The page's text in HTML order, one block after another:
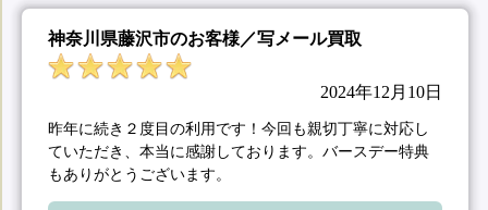
神奈川県藤沢市のお客様／写メール買取
2024年12月10日
昨年に続き２度目の利用です！今回も親切丁寧に対応し
ていただき、本当に感謝しております。バースデー特典
もありがとうございます。